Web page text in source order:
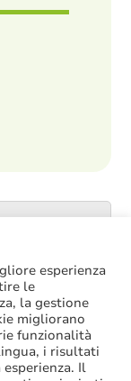
tetti di spesa
l’aumento del
esperienza
le
la gestione
migliorano
funzionalità
i risultati
Il